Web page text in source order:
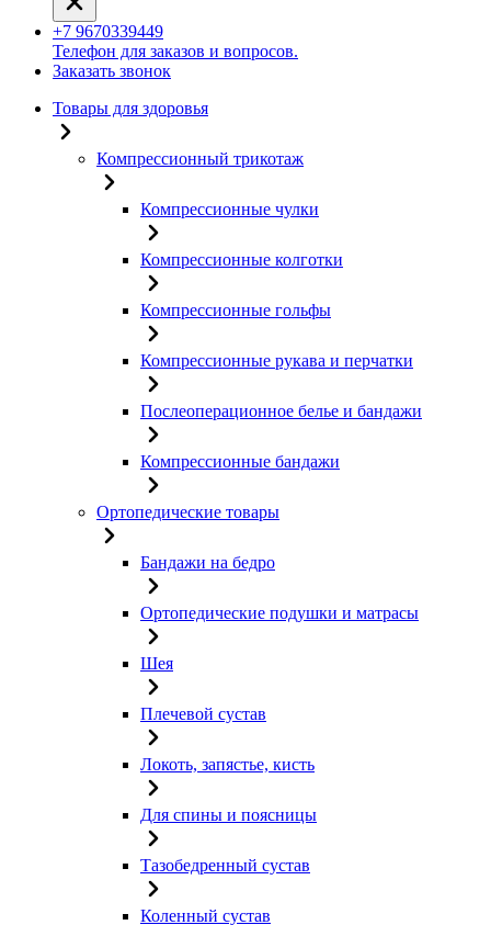
+7 9670339449
Телефон для заказов и вопросов.
Заказать звонок
Товары для здоровья
Компрессионный трикотаж
Компрессионные чулки
Компрессионные колготки
Компрессионные гольфы
Компрессионные рукава и перчатки
Послеоперационное белье и бандажи
Компрессионные бандажи
Ортопедические товары
Бандажи на бедро
Ортопедические подушки и матрасы
Шея
Плечевой сустав
Локоть, запястье, кисть
Для спины и поясницы
Тазобедренный сустав
Коленный сустав